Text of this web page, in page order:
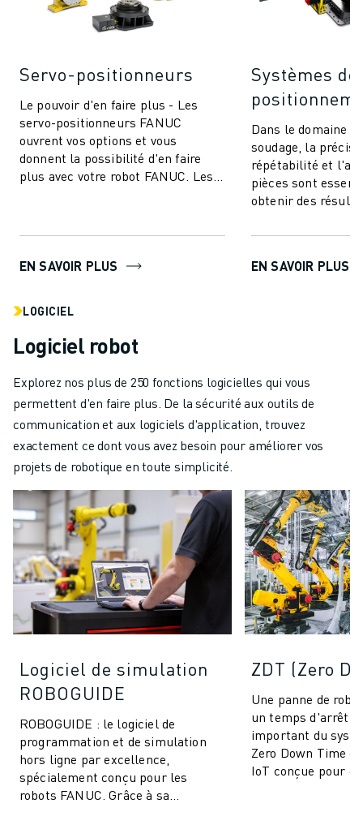
Servo-positionneurs
Le pouvoir d'en faire plus - Les
servo-positionneurs FANUC
ouvrent vos options et vous
donnent la possibilité d'en faire
plus avec votre robot FANUC. Les
EN SAVOIR PLUS
Systèmes de
Dans le domaine
soudage, la
répétabilité et
pièces sont
obtenir des
positionneur...
EN SAVOIR PLUS
LOGICIEL
Logiciel robot
Explorez nos plus de 250 fonctions logicielles qui vous
permettent d'en faire plus. De la sécurité aux outils de
communication et aux logiciels d'application, trouvez
exactement ce dont vous avez besoin pour améliorer vos
projets de robotique en toute simplicité.
Logiciel de simulation
ROBOGUIDE
ROBOGUIDE : le logiciel de
programmation et de simulation
hors ligne par excellence,
spécialement conçu pour les
robots FANUC. Grâce à sa
ZDT (Zero
Une panne de
un temps d'arrêt
important du
Zero Down Time
IoT conçue pour